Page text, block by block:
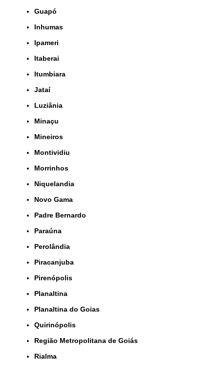
Guapó
Inhumas
Ipameri
Itaberai
Itumbiara
Jataí
Luziânia
Minaçu
Mineiros
Montividiu
Morrinhos
Niquelandia
Novo Gama
Padre Bernardo
Paraúna
Perolândia
Piracanjuba
Pirenópolis
Planaltina
Planaltina do Goias
Quirinópolis
Região Metropolitana de Goiás
Rialma